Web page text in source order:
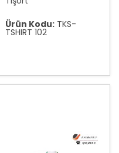
Ürün Kodu: TKS-
TSHIRT 102